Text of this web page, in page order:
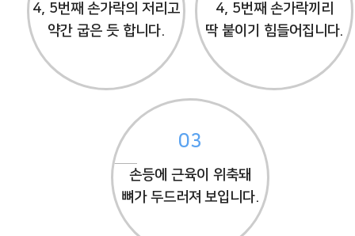
4, 5번째 손가락의 저리고
약간 굽은 듯 합니다.
4, 5번째 손가락끼리
딱 붙이기 힘들어집니다.
03
손등에 근육이 위축돼
뼈가 두드러져 보입니다.